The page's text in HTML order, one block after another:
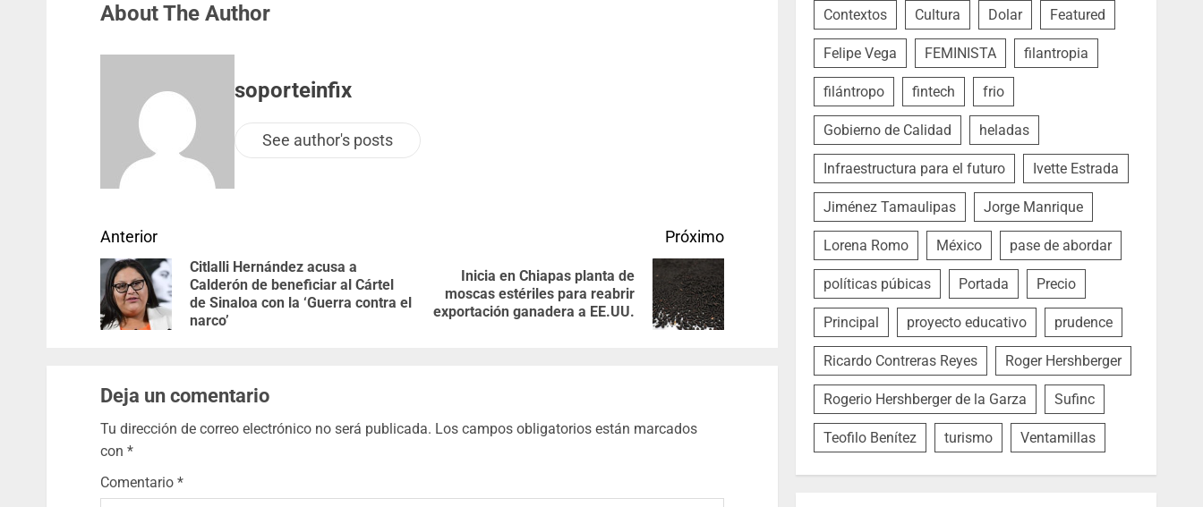
About The Author
soporteinfix
See author's posts
Anterior
Citlalli Hernández acusa a
Calderón de beneficiar al Cártel
de Sinaloa con la ‘Guerra contra el
narco’
Próximo
Inicia en Chiapas planta de
moscas estériles para reabrir
exportación ganadera a EE.UU.
Deja un comentario
Tu dirección de correo electrónico no será publicada. Los campos obligatorios están marcados
con *
Comentario *
Contextos Cultura Dolar Featured
Felipe Vega FEMINISTA filantropia
filántropo fintech frio
Gobierno de Calidad heladas
Infraestructura para el futuro Ivette Estrada
Jiménez Tamaulipas Jorge Manrique
Lorena Romo México pase de abordar
políticas púbicas Portada Precio
Principal proyecto educativo prudence
Ricardo Contreras Reyes Roger Hershberger
Rogerio Hershberger de la Garza Sufinc
Teofilo Benítez turismo Ventamillas